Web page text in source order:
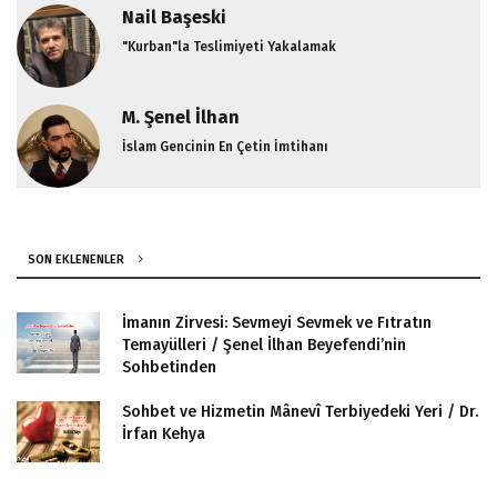
Nail Başeski
"Kurban"la Teslimiyeti Yakalamak
M. Şenel İlhan
İslam Gencinin En Çetin İmtihanı
SON EKLENENLER
İmanın Zirvesi: Sevmeyi Sevmek ve Fıtratın
Temayülleri / Şenel İlhan Beyefendi’nin
Sohbetinden
Sohbet ve Hizmetin Mânevî Terbiyedeki Yeri / Dr.
İrfan Kehya